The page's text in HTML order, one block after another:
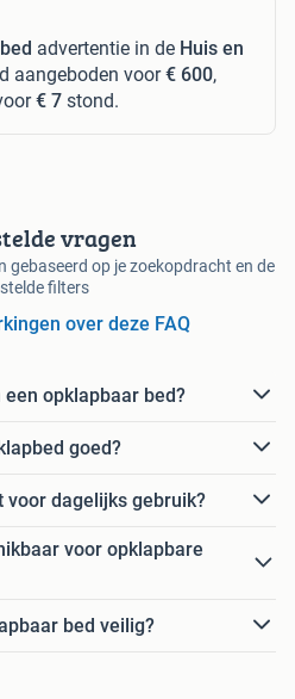
advertentie in de Huis en
aangeboden voor€ 600,
€ 7 stond.
vragen
gebaseerd op je zoekopdracht en de
filters
over deze FAQ
opklapbaar bed?
goed?
voor dagelijks gebruik?
voor opklapbare
bed veilig?